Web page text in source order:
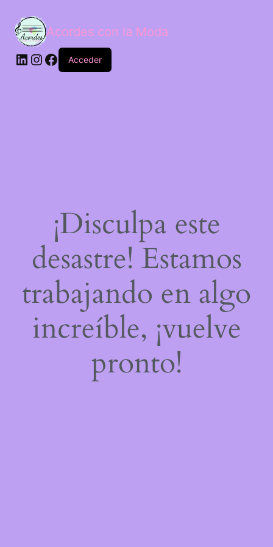
Acordes con la Moda
Acceder
¡Disculpa este
desastre! Estamos
trabajando en algo
increíble, ¡vuelve
pronto!